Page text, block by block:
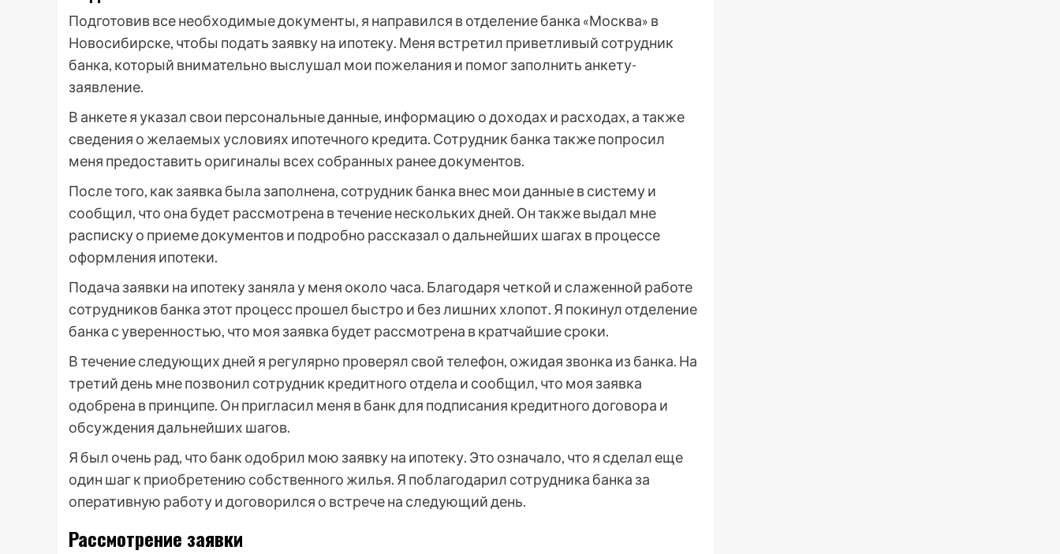
Подготовив все необходимые документы, я направился в отделение банка «Москва» в
Новосибирске, чтобы подать заявку на ипотеку. Меня встретил приветливый сотрудник
банка, который внимательно выслушал мои пожелания и помог заполнить анкету-
заявление.
В анкете я указал свои персональные данные, информацию о доходах и расходах, а также
сведения о желаемых условиях ипотечного кредита. Сотрудник банка также попросил
меня предоставить оригиналы всех собранных ранее документов.
После того, как заявка была заполнена, сотрудник банка внес мои данные в систему и
сообщил, что она будет рассмотрена в течение нескольких дней. Он также выдал мне
расписку о приеме документов и подробно рассказал о дальнейших шагах в процессе
оформления ипотеки.
Подача заявки на ипотеку заняла у меня около часа. Благодаря четкой и слаженной работе
сотрудников банка этот процесс прошел быстро и без лишних хлопот. Я покинул отделение
банка с уверенностью, что моя заявка будет рассмотрена в кратчайшие сроки.
В течение следующих дней я регулярно проверял свой телефон, ожидая звонка из банка. На
третий день мне позвонил сотрудник кредитного отдела и сообщил, что моя заявка
одобрена в принципе. Он пригласил меня в банк для подписания кредитного договора и
обсуждения дальнейших шагов.
Я был очень рад, что банк одобрил мою заявку на ипотеку. Это означало, что я сделал еще
один шаг к приобретению собственного жилья. Я поблагодарил сотрудника банка за
оперативную работу и договорился о встрече на следующий день.
Рассмотрение заявки